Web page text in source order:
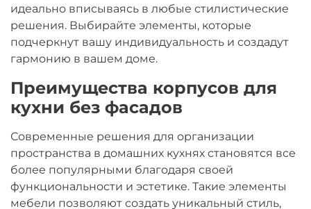
идеально вписываясь в любые стилистические
решения. Выбирайте элементы, которые
подчеркнут вашу индивидуальность и создадут
гармонию в вашем доме.
Преимущества корпусов для
кухни без фасадов
Современные решения для организации
пространства в домашних кухнях становятся все
более популярными благодаря своей
функциональности и эстетике. Такие элементы
мебели позволяют создать уникальный стиль,